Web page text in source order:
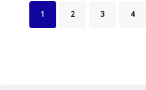
1 2 3 4